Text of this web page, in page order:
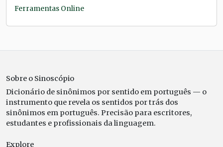
Ferramentas Online
Sobre o Sinoscópio
Dicionário de sinônimos por sentido em português — o
instrumento que revela os sentidos por trás dos
sinônimos em português. Precisão para escritores,
estudantes e profissionais da linguagem.
Explore